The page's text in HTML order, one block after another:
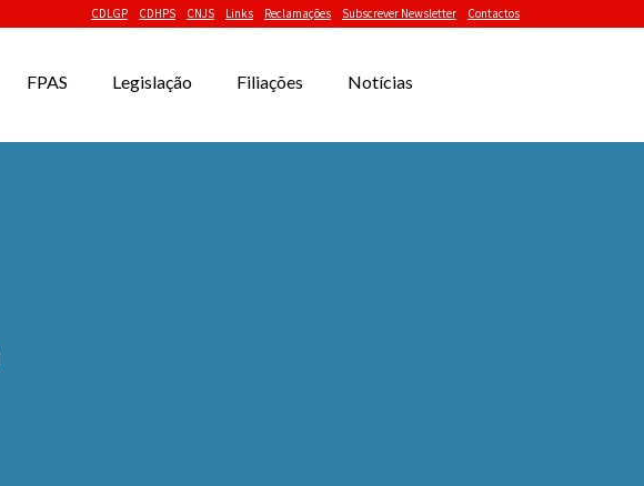
CDLGP CDHPS CNJS Links Reclamações Subscrever Newsletter Contactos
FPAS Legislação Filiações Notícias